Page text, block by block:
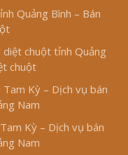
Quảng Bình – Bán
diệt chuột tỉnh Quảng
chuột
Kỳ – Dịch vụ bán
Nam
Kỳ – Dịch vụ bán
Nam